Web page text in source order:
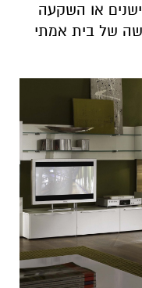
או השקעה
של בית אמתי